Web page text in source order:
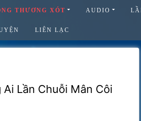
THƯƠNG XÓT AUDIO
LIÊN LẠC
Lần Chuỗi Mân Côi